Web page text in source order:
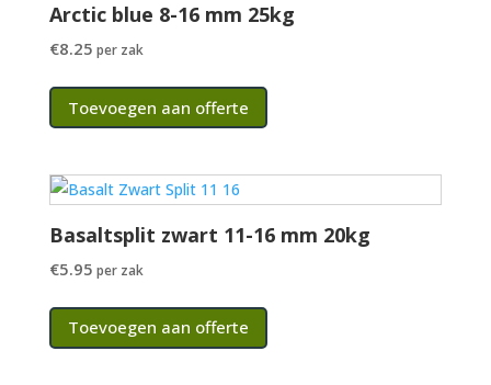
Arctic blue 8-16 mm 25kg
€8.25 per zak
Toevoegen aan offerte
Basaltsplit zwart 11-16 mm 20kg
€5.95 per zak
Toevoegen aan offerte